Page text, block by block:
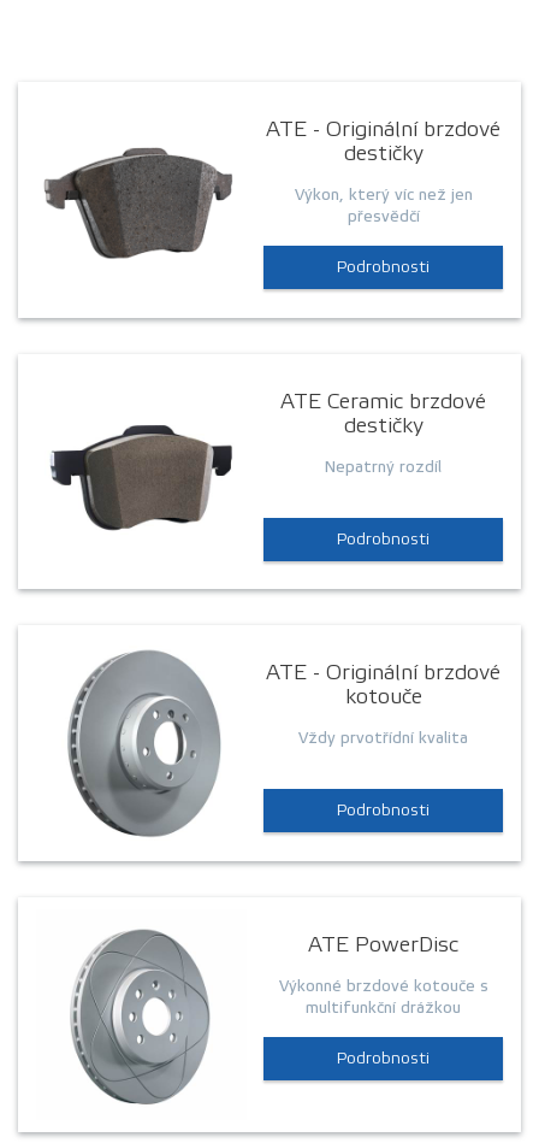
ATE - Originální brzdové
destičky
Výkon, který víc než jen
přesvědčí
Podrobnosti
ATE Ceramic brzdové
destičky
Nepatrný rozdíl
Podrobnosti
ATE - Originální brzdové
kotouče
Vždy prvotřídní kvalita
Podrobnosti
ATE PowerDisc
Výkonné brzdové kotouče s
multifunkční drážkou
Podrobnosti